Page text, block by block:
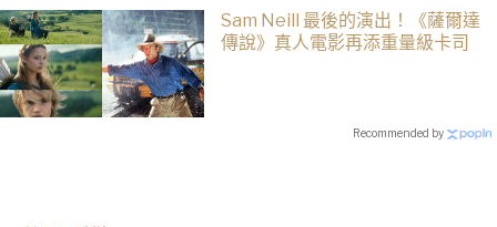
Sam Neill 最後的演出！《薩爾達
傳說》真人電影再添重量級卡司
Recommended by